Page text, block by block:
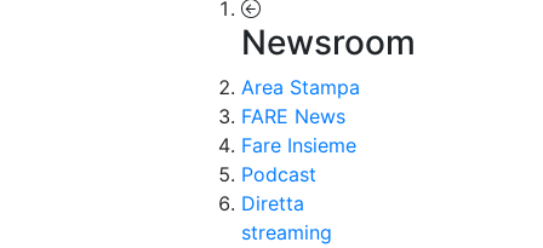
Newsroom
Area Stampa
FARE News
Fare Insieme
Podcast
Diretta
streaming